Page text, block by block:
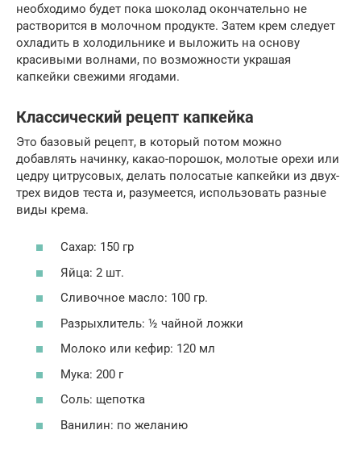
необходимо будет пока шоколад окончательно не
растворится в молочном продукте. Затем крем следует
охладить в холодильнике и выложить на основу
красивыми волнами, по возможности украшая
капкейки свежими ягодами.
Классический рецепт капкейка
Это базовый рецепт, в который потом можно
добавлять начинку, какао-порошок, молотые орехи или
цедру цитрусовых, делать полосатые капкейки из двух-
трех видов теста и, разумеется, использовать разные
виды крема.
Сахар: 150 гр
Яйца: 2 шт.
Сливочное масло: 100 гр.
Разрыхлитель: ½ чайной ложки
Молоко или кефир: 120 мл
Мука: 200 г
Соль: щепотка
Ванилин: по желанию